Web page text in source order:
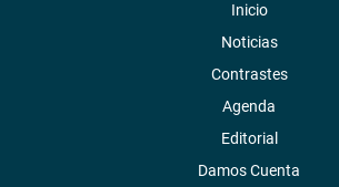
Inicio
Noticias
Contrastes
Agenda
Editorial
Damos Cuenta